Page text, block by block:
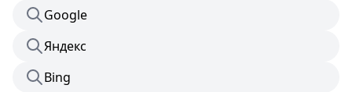
Google
Яндекс
Bing